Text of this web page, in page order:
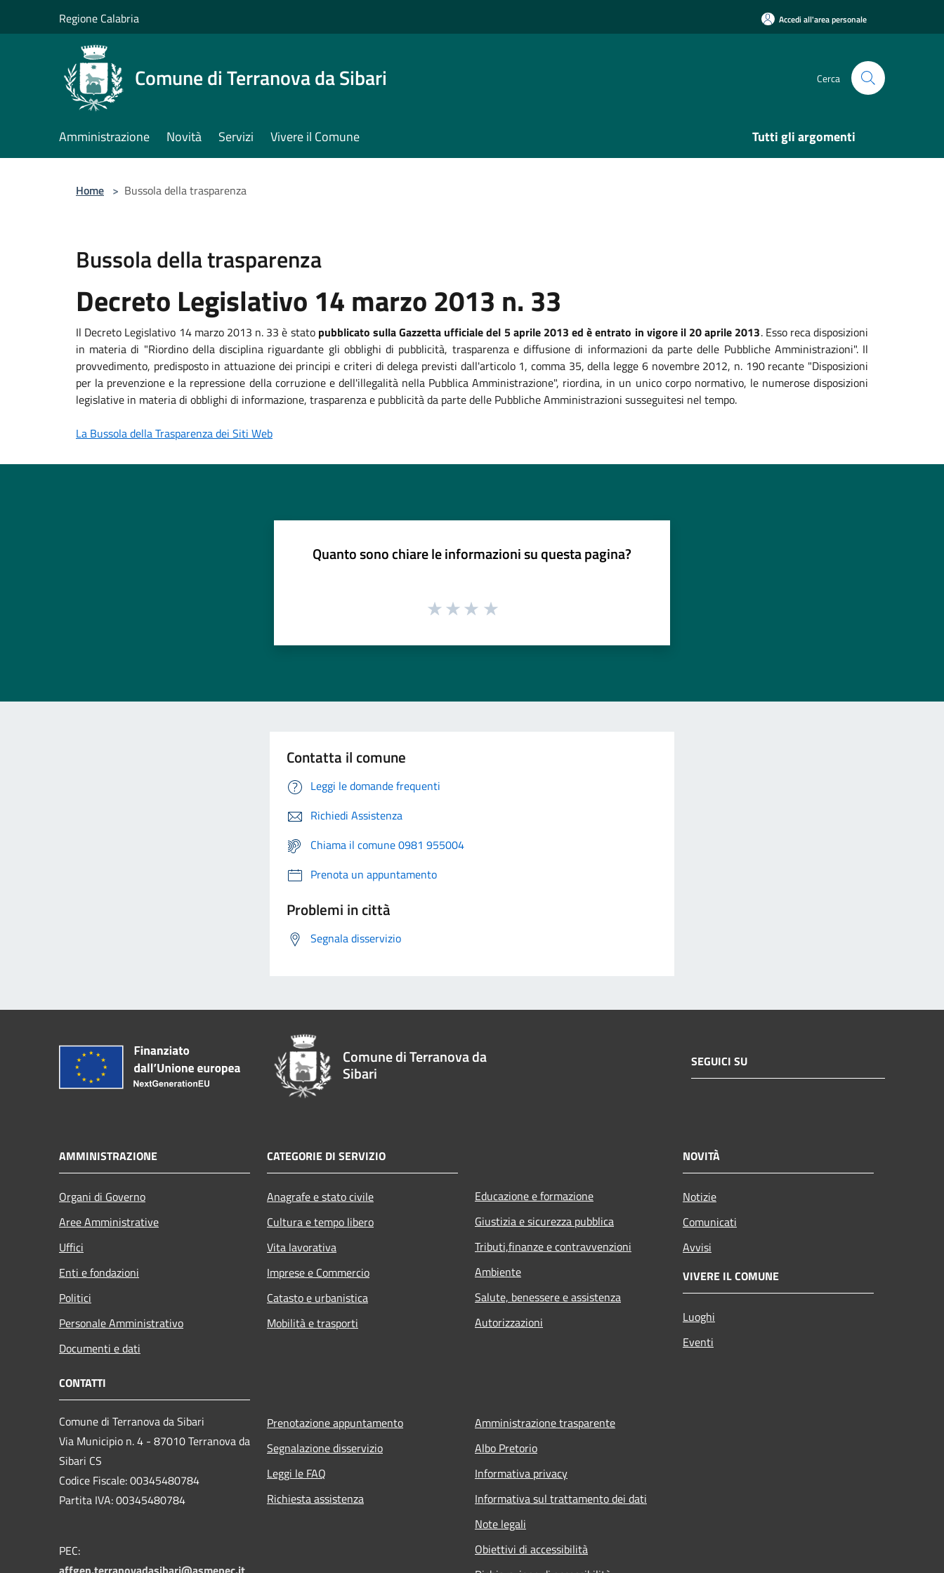
Regione Calabria Accedi all'area personale
Comune di Terranova da Sibari Cerca
Amministrazione Novità Servizi Vivere il Comune Tutti gli argomenti
Home > Bussola della trasparenza
Bussola della trasparenza
Decreto Legislativo 14 marzo 2013 n. 33
Il Decreto Legislativo 14 marzo 2013 n. 33 è stato pubblicato sulla Gazzetta ufficiale del 5 aprile 2013 ed è entrato in vigore il 20 aprile 2013. Esso reca disposizioni
in materia di "Riordino della disciplina riguardante gli obblighi di pubblicità, trasparenza e diffusione di informazioni da parte delle Pubbliche Amministrazioni". Il
provvedimento, predisposto in attuazione dei principi e criteri di delega previsti dall'articolo 1, comma 35, della legge 6 novembre 2012, n. 190 recante "Disposizioni
per la prevenzione e la repressione della corruzione e dell'illegalità nella Pubblica Amministrazione", riordina, in un unico corpo normativo, le numerose disposizioni
legislative in materia di obblighi di informazione, trasparenza e pubblicità da parte delle Pubbliche Amministrazioni susseguitesi nel tempo.
La Bussola della Trasparenza dei Siti Web
Quanto sono chiare le informazioni su questa pagina?
Contatta il comune
Leggi le domande frequenti
Richiedi Assistenza
Chiama il comune 0981 955004
Prenota un appuntamento
Problemi in città
Segnala disservizio
Comune di Terranova da
Sibari
SEGUICI SU
AMMINISTRAZIONE
Organi di Governo
Aree Amministrative
Uffici
Enti e fondazioni
Politici
Personale Amministrativo
Documenti e dati
CATEGORIE DI SERVIZIO
Anagrafe e stato civile
Cultura e tempo libero
Vita lavorativa
Imprese e Commercio
Catasto e urbanistica
Mobilità e trasporti
Educazione e formazione
Giustizia e sicurezza pubblica
Tributi,finanze e contravvenzioni
Ambiente
Salute, benessere e assistenza
Autorizzazioni
NOVITÀ
Notizie
Comunicati
Avvisi
VIVERE IL COMUNE
Luoghi
Eventi
CONTATTI
Comune di Terranova da Sibari
Via Municipio n. 4 - 87010 Terranova da
Sibari CS
Codice Fiscale: 00345480784
Partita IVA: 00345480784
PEC:
Prenotazione appuntamento
Segnalazione disservizio
Leggi le FAQ
Richiesta assistenza
Amministrazione trasparente
Albo Pretorio
Informativa privacy
Informativa sul trattamento dei dati
Note legali
Obiettivi di accessibilità